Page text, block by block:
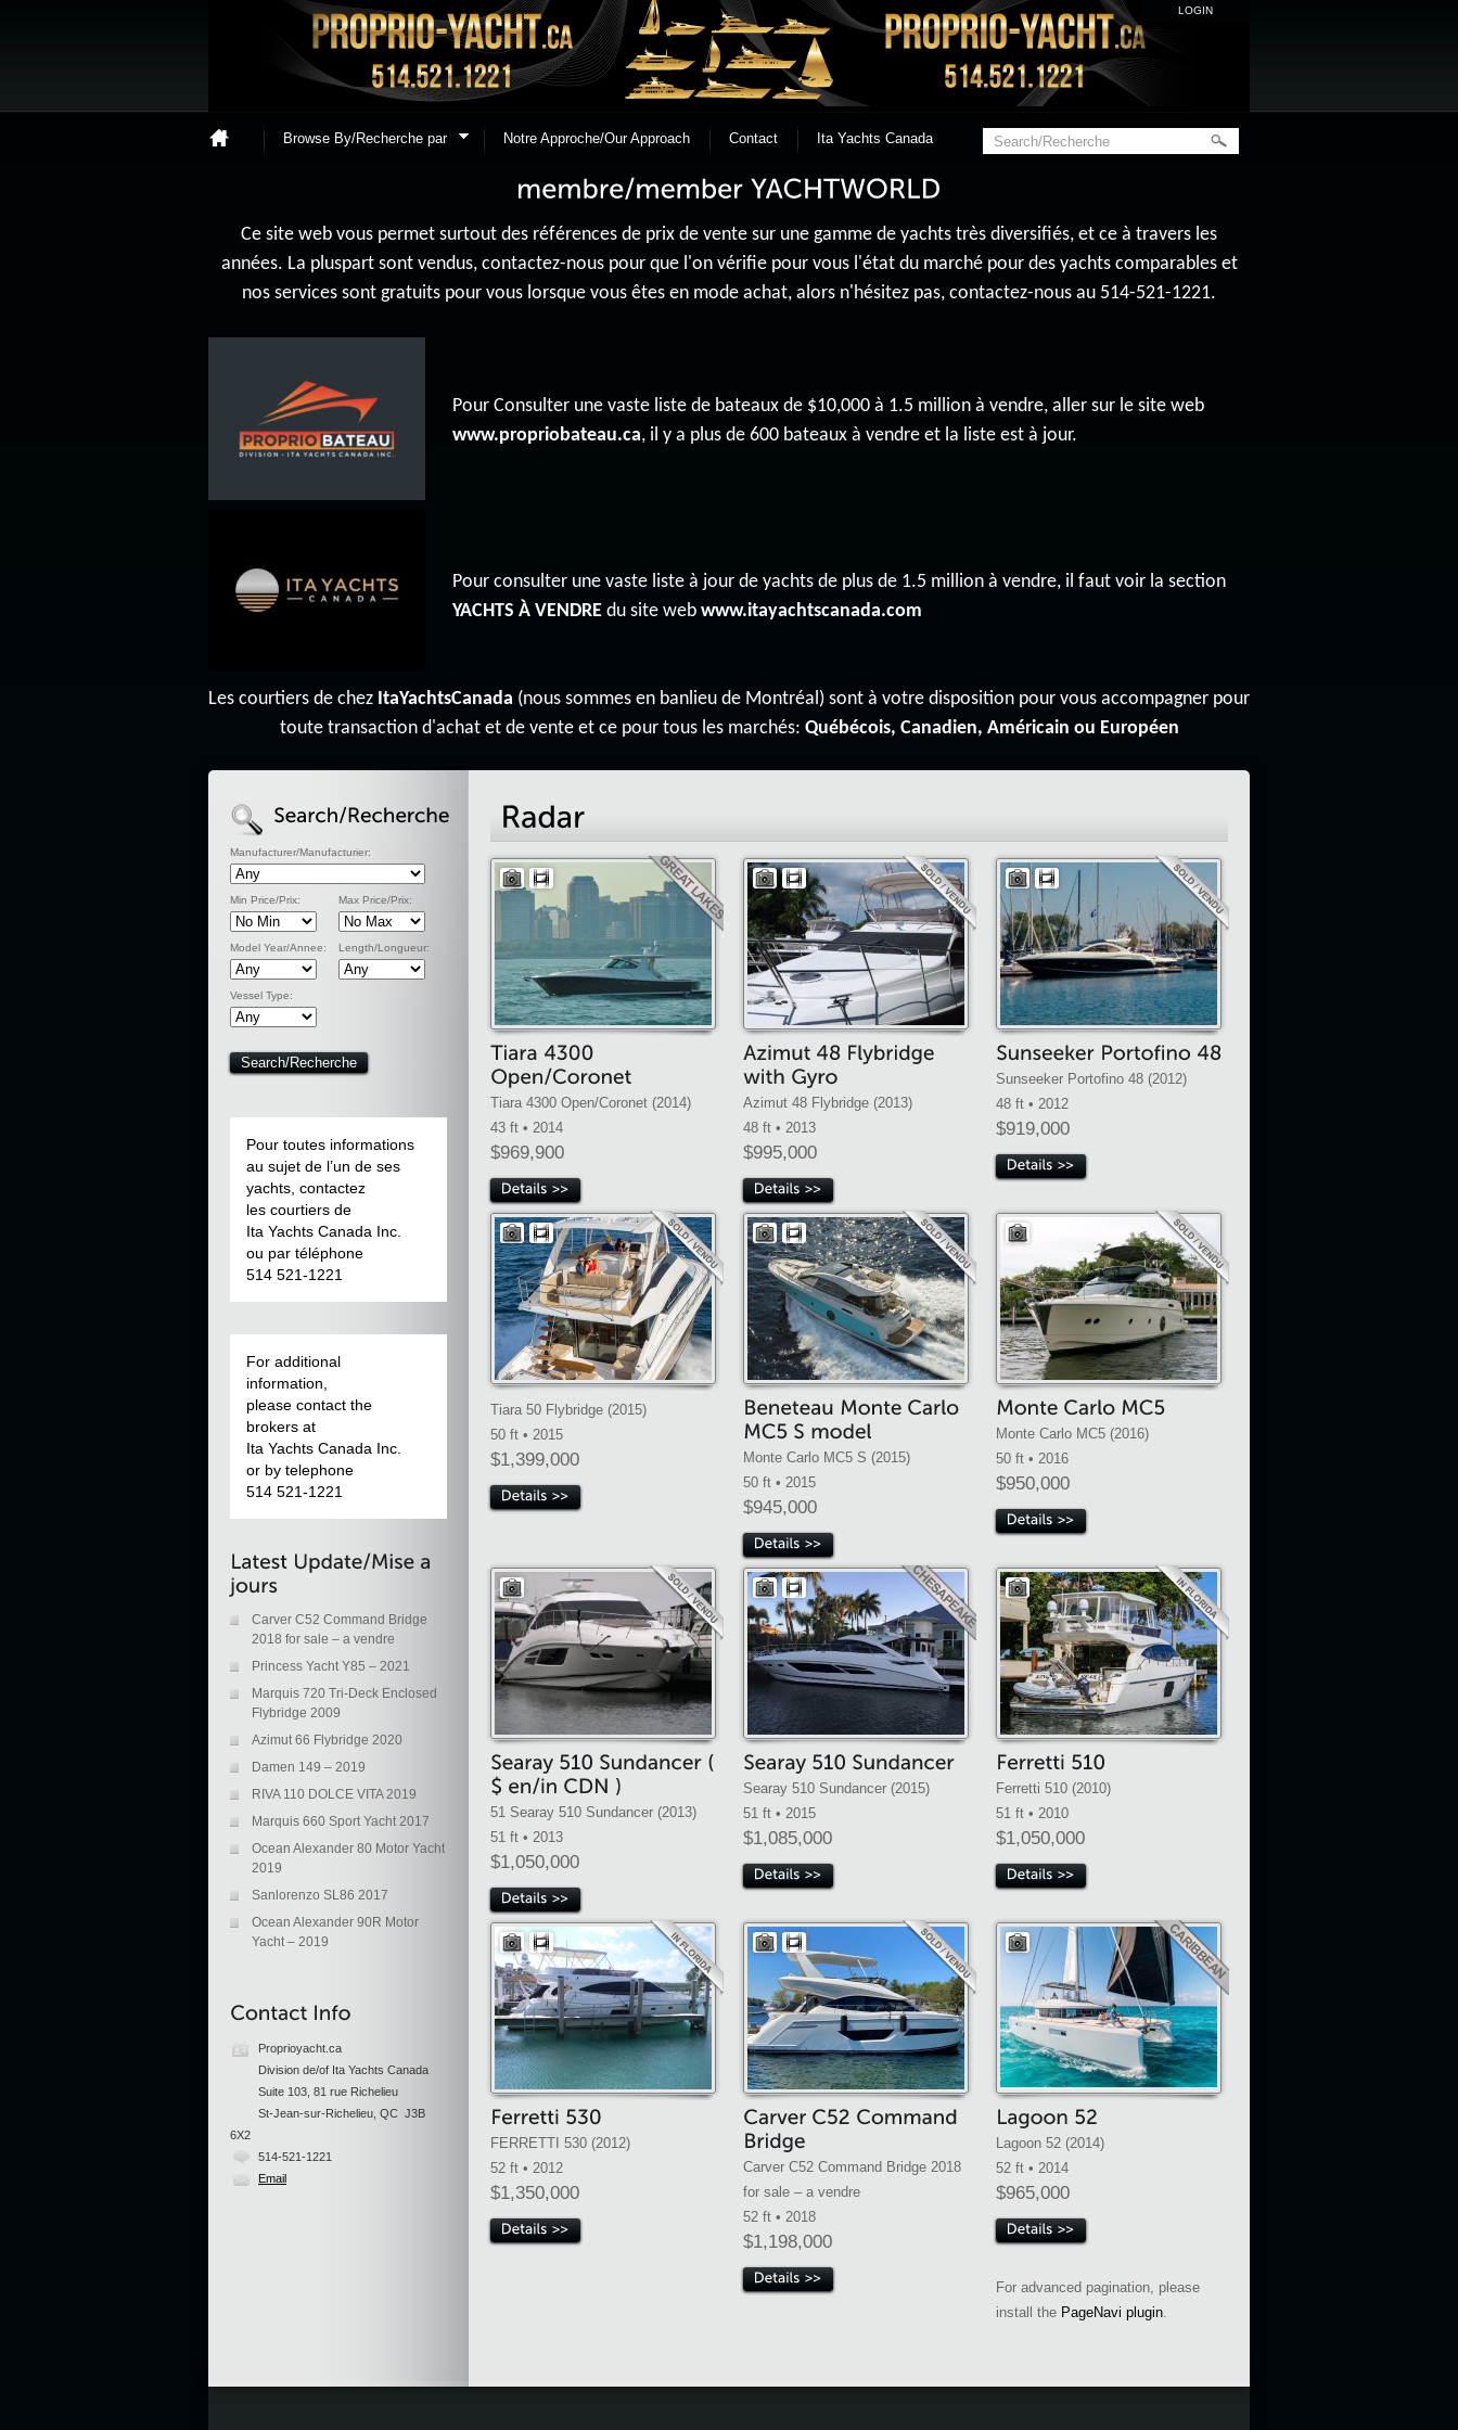
LOGIN
Browse By/Recherche par Notre Approche/Our Approach Contact Ita Yachts Canada
Ce site web vous permet surtout des références de prix de vente sur une gamme de yachts très diversifiés, et ce à travers les
années. La pluspart sont vendus, contactez-nous pour que l'on vérifie pour vous l'état du marché pour des yachts comparables et
nos services sont gratuits pour vous lorsque vous êtes en mode achat, alors n'hésitez pas, contactez-nous au 514-521-1221.
Pour Consulter une vaste liste de bateaux de $10,000 à 1.5 million à vendre, aller sur le site web
www.propriobateau.ca, il y a plus de 600 bateaux à vendre et la liste est à jour.
Pour consulter une vaste liste à jour de yachts de plus de 1.5 million à vendre, il faut voir la section
YACHTS À VENDRE du site web www.itayachtscanada.com
Les courtiers de chez ItaYachtsCanada (nous sommes en banlieu de Montréal) sont à votre disposition pour vous accompagner pour
toute transaction d'achat et de vente et ce pour tous les marchés: Québécois, Canadien, Américain ou Européen
Manufacturer/Manufacturier:
Min Price/Prix: Max Price/Prix:
Model Year/Annee: Length/Longueur:
Vessel Type:
Pour toutes informations
au sujet de l’un de ses
yachts, contactez
les courtiers de
Ita Yachts Canada Inc.
ou par téléphone
514 521-1221
For additional
information,
please contact the
brokers at
Ita Yachts Canada Inc.
or by telephone
514 521-1221
Carver C52 Command Bridge
2018 for sale – a vendre
Princess Yacht Y85 – 2021
Marquis 720 Tri-Deck Enclosed
Flybridge 2009
Azimut 66 Flybridge 2020
Damen 149 – 2019
RIVA 110 DOLCE VITA 2019
Marquis 660 Sport Yacht 2017
Ocean Alexander 80 Motor Yacht
2019
Sanlorenzo SL86 2017
Ocean Alexander 90R Motor
Yacht – 2019
Proprioyacht.ca
Division de/of Ita Yachts Canada
Suite 103, 81 rue Richelieu
St-Jean-sur-Richelieu, QC J3B
6X2
514-521-1221
Email
Tiara 4300 Open/Coronet (2014)
43 ft • 2014
$969,900
Azimut 48 Flybridge (2013)
48 ft • 2013
$995,000
Sunseeker Portofino 48 (2012)
48 ft • 2012
$919,000
Tiara 50 Flybridge (2015)
50 ft • 2015
$1,399,000
Monte Carlo MC5 S (2015)
50 ft • 2015
$945,000
Monte Carlo MC5 (2016)
50 ft • 2016
$950,000
51 Searay 510 Sundancer (2013)
51 ft • 2013
$1,050,000
Searay 510 Sundancer (2015)
51 ft • 2015
$1,085,000
Ferretti 510 (2010)
51 ft • 2010
$1,050,000
FERRETTI 530 (2012)
52 ft • 2012
$1,350,000
Carver C52 Command Bridge 2018
for sale – a vendre
52 ft • 2018
$1,198,000
Lagoon 52 (2014)
52 ft • 2014
$965,000
For advanced pagination, please
install the PageNavi plugin